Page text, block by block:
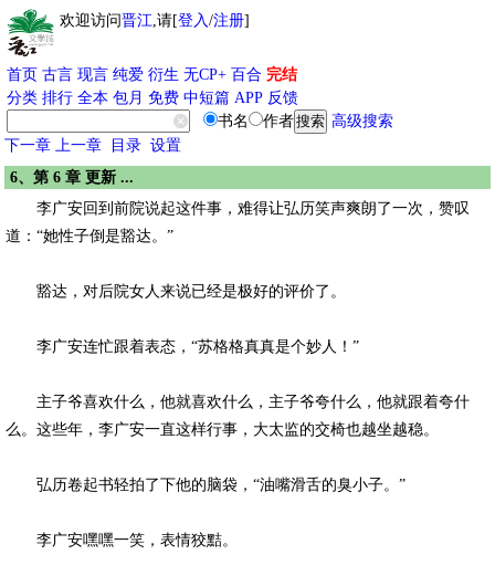
欢迎访问晋江,请[登入/注册]
首页 古言 现言 纯爱 衍生 无CP+ 百合 完结
分类 排行 全本 包月 免费 中短篇 APP 反馈
书名
作者
高级搜索
下一章 上一章 目录 设置
6、第 6 章 更新 ...
李广安回到前院说起这件事，难得让弘历笑声爽朗了一次，赞叹
道：“她性子倒是豁达。”
豁达，对后院女人来说已经是极好的评价了。
李广安连忙跟着表态，“苏格格真真是个妙人！”
主子爷喜欢什么，他就喜欢什么，主子爷夸什么，他就跟着夸什
么。这些年，李广安一直这样行事，大太监的交椅也越坐越稳。
弘历卷起书轻拍了下他的脑袋，“油嘴滑舌的臭小子。”
李广安嘿嘿一笑，表情狡黠。